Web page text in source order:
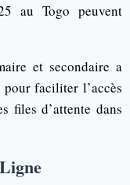
au Togo peuvent
et secondaire a
faciliter l’accès
files d’attente dans